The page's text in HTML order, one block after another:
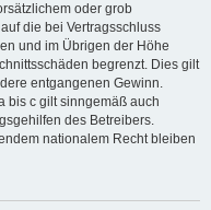
oder grob
die bei Vertragsschluss
und im Übrigen der Höhe
begrenzt. Dies gilt
entgangenen Gewinn.
bis c gilt sinngemäß auch
des Betreibers.
nationalem Recht bleiben